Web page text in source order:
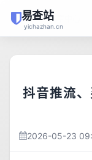
易查站
yichazhan.cn
首页 / 文章中心
抖音推流
2026-05-23